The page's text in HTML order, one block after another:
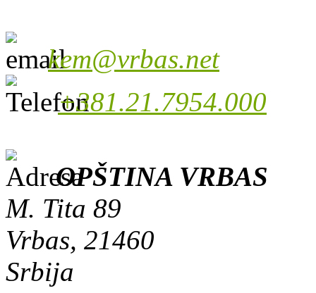
kem@vrbas.net
+381.21.7954.000
OPŠTINA VRBAS
M. Tita 89
Vrbas, 21460
Srbija